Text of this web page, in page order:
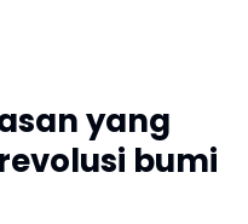
yang
bumi